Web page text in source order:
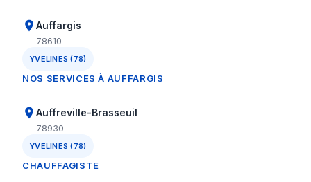
Auffargis
78610
YVELINES (78)
NOS SERVICES À AUFFARGIS
Auffreville-Brasseuil
78930
YVELINES (78)
CHAUFFAGISTE